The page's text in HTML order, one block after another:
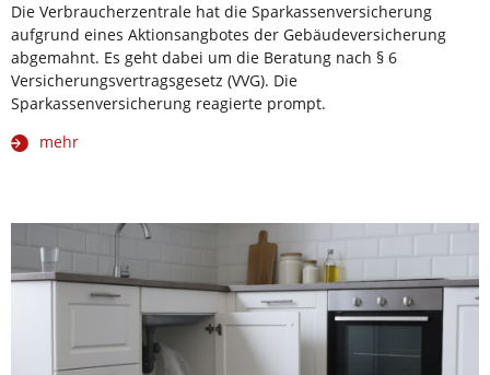
Die Verbraucherzentrale hat die Sparkassenversicherung
aufgrund eines Aktionsangbotes der Gebäudeversicherung
abgemahnt. Es geht dabei um die Beratung nach § 6
Versicherungsvertragsgesetz (VVG). Die
Sparkassenversicherung reagierte prompt.
mehr